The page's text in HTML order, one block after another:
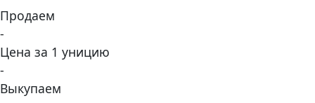
Продаем
-
Цена за 1 уницию
-
Выкупаем